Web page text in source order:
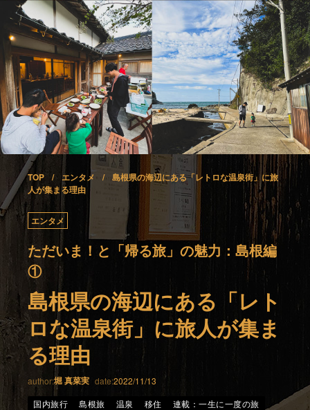
TOP エンタメ
島根県の海辺にある「レトロな温泉街」に旅
人が集まる理由
エンタメ
ただいま！と「帰る旅」の魅力：島根編
①
島根県の海辺にある「レト
ロな温泉街」に旅人が集ま
る理由
author:堀 真菜実 date:2022/11/13
国内旅行
島根旅 温泉 移住 連載：一生に一度の旅